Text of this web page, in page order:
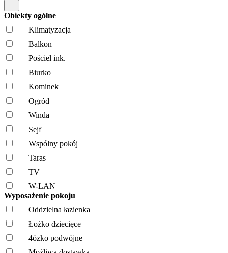
Obiekty ogólne
Klimatyzacja
Balkon
Pościel ink.
Biurko
Kominek
Ogród
Winda
Sejf
Wspólny pokój
Taras
TV
W-LAN
Wyposażenie pokoju
Oddzielna łazienka
Łożko dziecięce
4ózko podwójne